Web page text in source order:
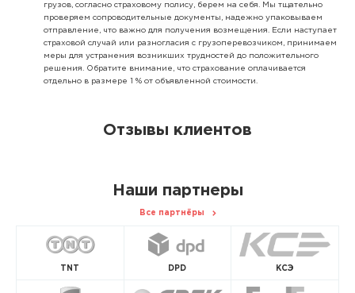
грузов, согласно страховому полису, берем на себя. Мы тщательно
проверяем сопроводительные документы, надежно упаковываем
отправление, что важно для получения возмещения. Если наступает
страховой случай или разногласия с грузоперевозчиком, принимаем
меры для устранения возникших трудностей до положительного
решения. Обратите внимание, что страхование оплачивается
отдельно в размере 1 % от объявленной стоимости.
Отзывы клиентов
Наши партнеры
Все партнёры
TNT DPD КСЭ